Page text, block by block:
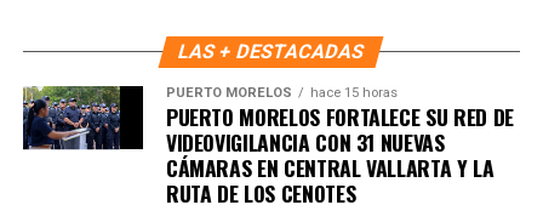
en tu teléfono.
Unirme al canal de WhatsApp
LAS + DESTACADAS
PUERTO MORELOS hace 15 horas
PUERTO MORELOS FORTALECE SU RED DE
VIDEOVIGILANCIA CON 31 NUEVAS
CÁMARAS EN CENTRAL VALLARTA Y LA
RUTA DE LOS CENOTES